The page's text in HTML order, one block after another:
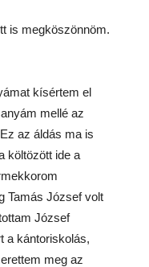
is megköszönnöm.
kísértem el
mellé az
az áldás ma is
költözött ide a
Tamás József volt
József
a kántoriskolás,
meg az